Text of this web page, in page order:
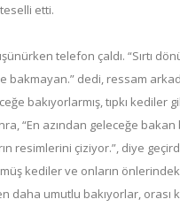
etti.
telefon çaldı. “Sırtı
bakmayan.” dedi, ressam
bakıyorlarmış, tıpkı kediler
“En azından geleceğe
resimlerini çiziyor.”, diye
kediler ve onların
daha umutlu bakıyorlar, orası